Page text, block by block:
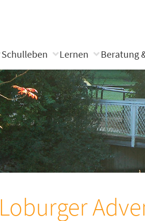
Schulleben Lernen Beratung
Loburger